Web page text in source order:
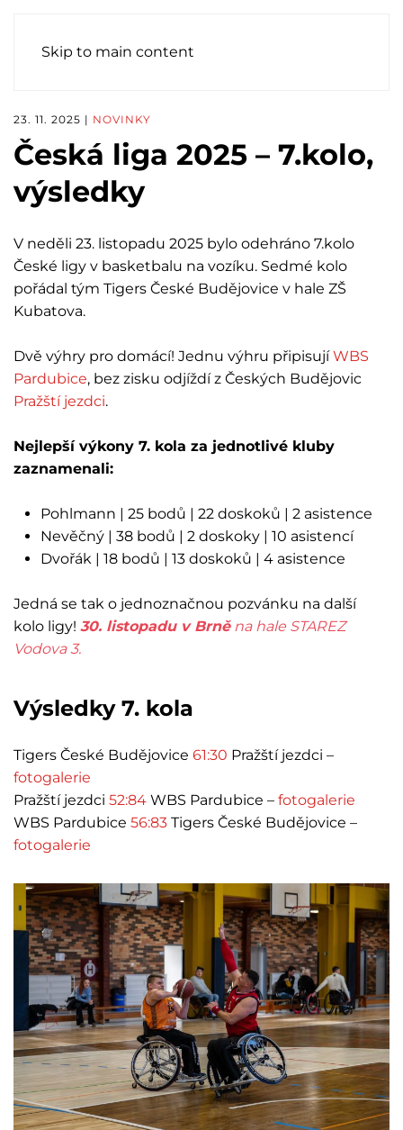
Skip to main content
23. 11. 2025 | NOVINKY
Česká liga 2025 – 7.kolo,
výsledky
V neděli 23. listopadu 2025 bylo odehráno 7.kolo
České ligy v basketbalu na vozíku. Sedmé kolo
pořádal tým Tigers České Budějovice v hale ZŠ
Kubatova.
Dvě výhry pro domácí! Jednu výhru připisujíWBS
Pardubice, bez zisku odjíždí z Českých Budějovic
Pražští jezdci.
Nejlepší výkony 7. kola za jednotlivé kluby
zaznamenali:
Pohlmann | 25 bodů | 22 doskoků | 2 asistence
Nevěčný | 38 bodů | 2 doskoky | 10 asistencí
Dvořák | 18 bodů | 13 doskoků | 4 asistence
Jedná se tak o jednoznačnou pozvánku na další
kolo ligy! 30. listopadu v Brněna hale STAREZ
Vodova 3.
Výsledky 7. kola
Tigers České Budějovice 61:30 Pražští jezdci –
fotogalerie
Pražští jezdci 52:84 WBS Pardubice – fotogalerie
WBS Pardubice 56:83 Tigers České Budějovice –
fotogalerie